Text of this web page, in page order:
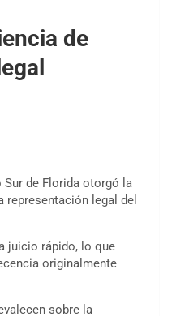
de
Sur de Florida otorgó la
legal del
juicio rápido, lo que
originalmente
sobre la